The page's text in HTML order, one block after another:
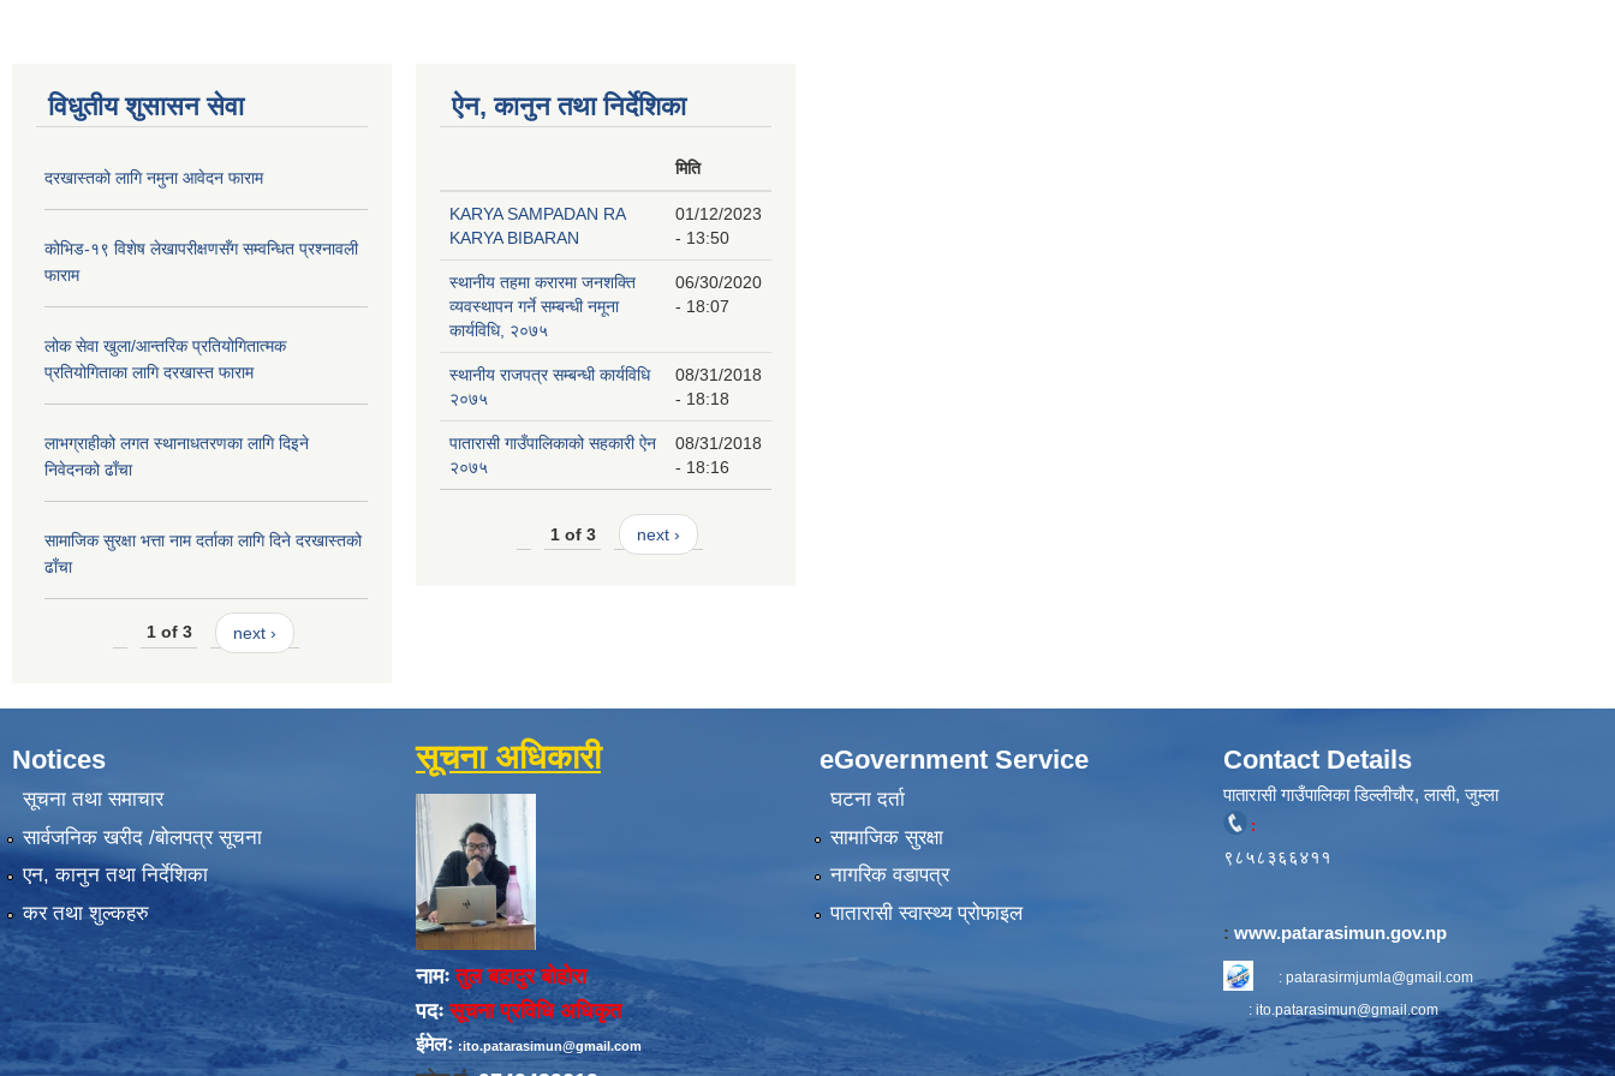
विधुतीय शुसासन सेवा
दरखास्तको लागि नमुना आवेदन फाराम
कोभिड-१९ विशेष लेखापरीक्षणसँग सम्वन्धित प्रश्नावली
फाराम
लोक सेवा खुला/आन्तरिक प्रतियोगितात्मक
प्रतियोगिताका लागि दरखास्त फाराम
लाभग्राहीको लगत स्थानाधतरणका लागि दिइने
निवेदनको ढाँचा
सामाजिक सुरक्षा भत्ता नाम दर्ताका लागि दिने दरखास्तको
ढाँचा
1 of 3 next ›
ऐन, कानुन तथा निर्देशिका
मिति
KARYA SAMPADAN RA
KARYA BIBARAN
01/12/2023
- 13:50
स्थानीय तहमा करारमा जनशक्ति
व्यवस्थापन गर्ने सम्बन्धी नमूना
कार्यविधि, २०७५
06/30/2020
- 18:07
स्थानीय राजपत्र सम्बन्धी कार्यविधि
२०७५
08/31/2018
- 18:18
पातारासी गाउँपालिकाको सहकारी ऐन
२०७५
08/31/2018
- 18:16
1 of 3 next ›
Notices
सूचना तथा समाचार
सार्वजनिक खरीद /बोलपत्र सूचना
एन, कानुन तथा निर्देशिका
कर तथा शुल्कहरु
सूचना अधिकारी
नामःतुल बहादुर बोहोरा
पदःसूचना प्रविधि अधिकृत
ईमेलः:ito.patarasimun@gmail.com
eGovernment Service
घटना दर्ता
सामाजिक सुरक्षा
नागरिक वडापत्र
पातारासी स्वास्थ्य प्रोफाइल
Contact Details
पातारासी गाउँपालिका डिल्लीचौर, लासी, जुम्ला
:
९८५८३६६४११
: www.patarasimun.gov.np
: patarasirmjumla@gmail.com
: ito.patarasimun@gmail.com